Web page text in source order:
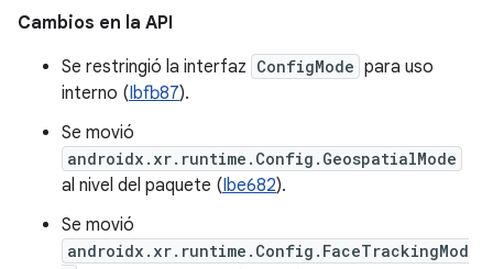
Cambios en la API
Se restringió la interfaz ConfigMode para uso
interno (Ibfb87).
Se movió
androidx.xr.runtime.Config.GeospatialMode
al nivel del paquete (Ibe682).
Se movió
androidx.xr.runtime.Config.FaceTrackingMod